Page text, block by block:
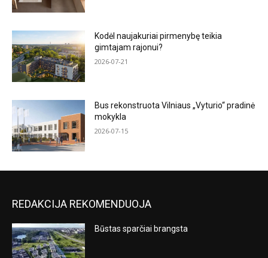
Kodėl naujakuriai pirmenybę teikia
gimtajam rajonui?
2026-07-21
Bus rekonstruota Vilniaus „Vyturio“ pradinė
mokykla
2026-07-15
REDAKCIJA REKOMENDUOJA
Būstas sparčiai brangsta